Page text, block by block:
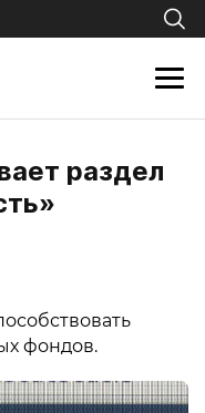
раздел
фондов.